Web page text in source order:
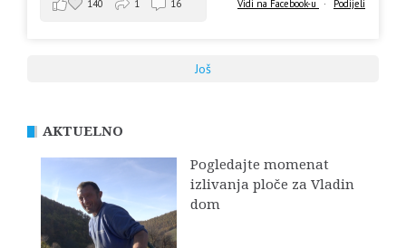
Vidi na Facebook-u · Podijeli
140 1 16
Još
AKTUELNO
Pogledajte momenat
izlivanja ploče za Vladin
dom